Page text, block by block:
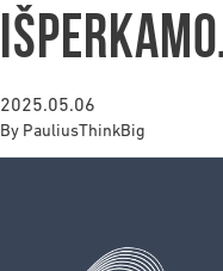
2025.05.06
By PauliusThinkBig